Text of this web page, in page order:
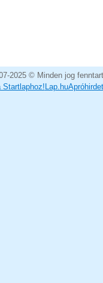
2025 © Minden jog
Startlaphoz! Lap.hu